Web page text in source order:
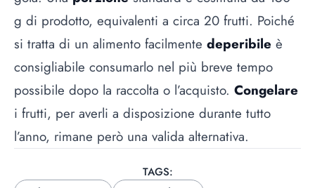
g di prodotto, equivalenti a circa 20 frutti. Poiché
si tratta di un alimento facilmente deperibile è
consigliabile consumarlo nel più breve tempo
possibile dopo la raccolta o l’acquisto. Congelare
i frutti, per averli a disposizione durante tutto
l’anno, rimane però una valida alternativa.
TAGS: